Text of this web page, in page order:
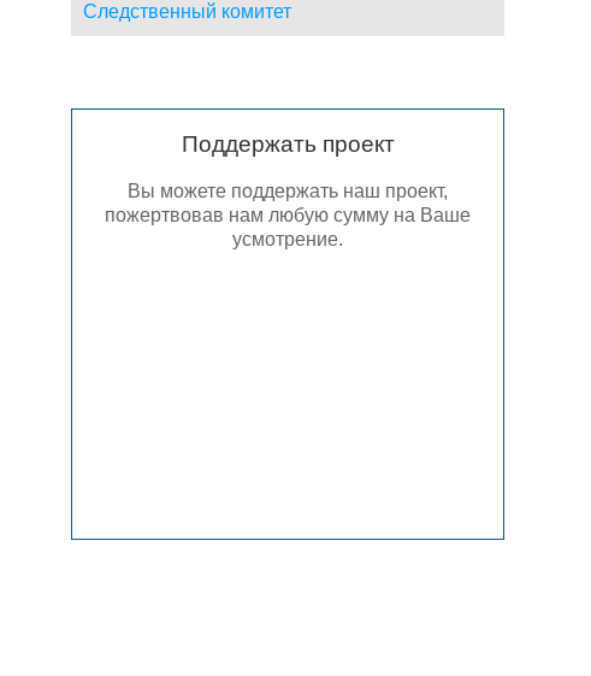
Следственный комитет
Поддержать проект
Вы можете поддержать наш проект,
пожертвовав нам любую сумму на Ваше
усмотрение.